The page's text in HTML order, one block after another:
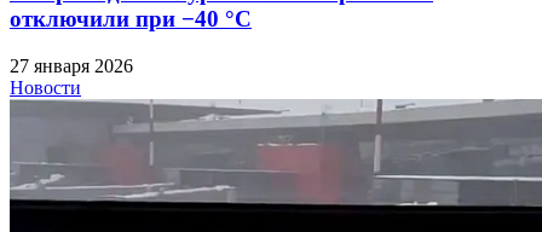
отключили при −40 °C
27 января 2026
Новости